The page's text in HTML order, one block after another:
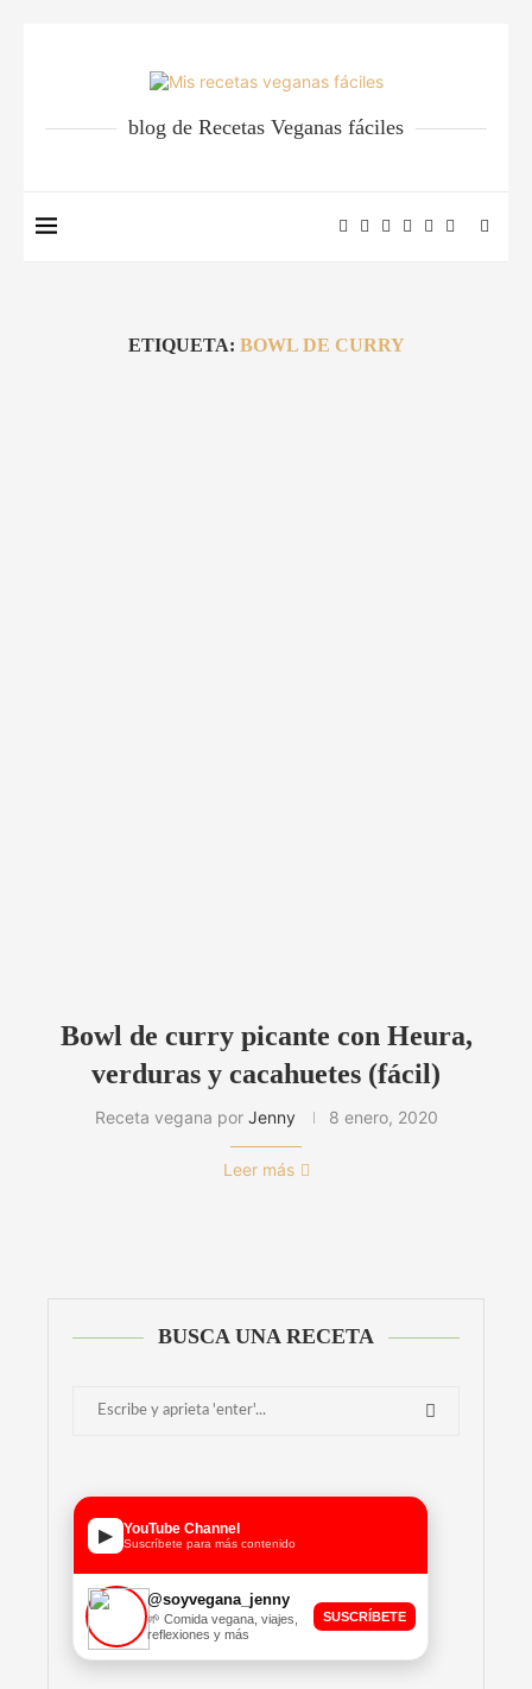
blog de Recetas Veganas fáciles
ETIQUETA: BOWL DE CURRY
Bowl de curry picante con Heura,
verduras y cacahuetes (fácil)
Receta vegana por Jenny 8 enero, 2020
Leer más
BUSCA UNA RECETA
▶ YouTube Channel
Suscríbete para más contenido
@soyvegana_jenny
🌱 Comida vegana, viajes,
reflexiones y más
SUSCRÍBETE